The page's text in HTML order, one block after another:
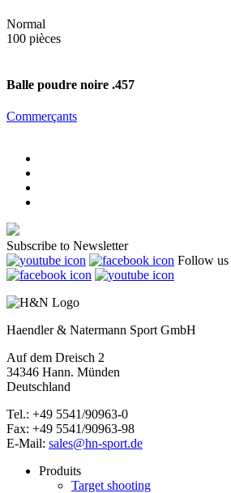
Normal
100 pièces
Balle poudre noire .457
Commerçants
Subscribe to Newsletter
Follow us
Haendler & Natermann Sport GmbH
Auf dem Dreisch 2
34346 Hann. Münden
Deutschland
Tel.: +49 5541/90963-0
Fax: +49 5541/90963-98
E-Mail: sales@hn-sport.de
Produits
Target shooting